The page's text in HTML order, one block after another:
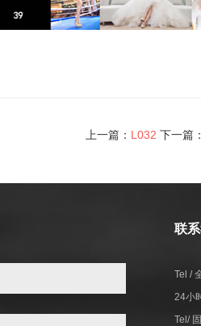
上一篇： L032 下一篇
联
Tel /
24小
Tel/